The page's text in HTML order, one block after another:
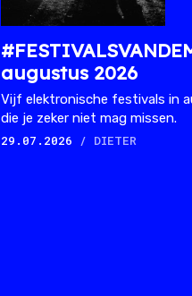
augustus 2026
Vijf elektronische festivals in
die je zeker niet mag missen.
29.07.2026
/ DIETER